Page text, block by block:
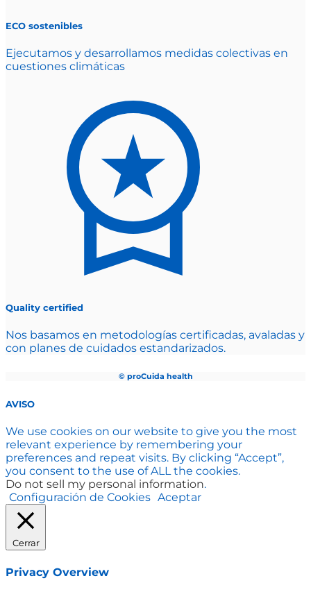
ECO sostenibles
Ejecutamos y desarrollamos medidas colectivas en
cuestiones climáticas
Quality certified
Nos basamos en metodologías certificadas, avaladas y
con planes de cuidados estandarizados.
© proCuida health
AVISO
We use cookies on our website to give you the most
relevant experience by remembering your
preferences and repeat visits. By clicking “Accept”,
you consent to the use of ALL the cookies.
Do not sell my personal information.
Configuración de Cookies Aceptar
Cerrar
Privacy Overview